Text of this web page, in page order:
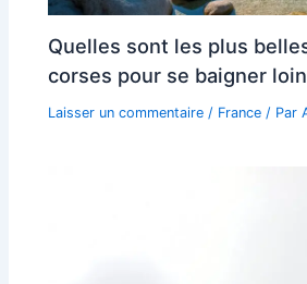
Quelles sont les plus
corses pour se baigner
Laisser un commentaire / France / Par